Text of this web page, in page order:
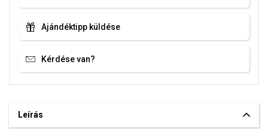
Ajándéktipp küldése
Kérdése van?
Leírás